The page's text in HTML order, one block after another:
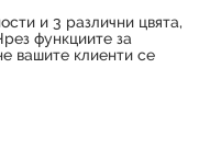
и 3 различни цвята,
функциите за
вашите клиенти се